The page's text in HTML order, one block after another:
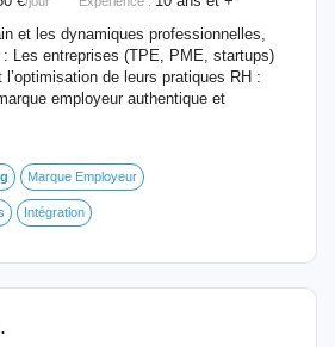
et les dynamiques professionnelles,
: Les entreprises (TPE, PME, startups)
de leurs pratiques RH :
employeur authentique et
Marque Employeur
Intégration